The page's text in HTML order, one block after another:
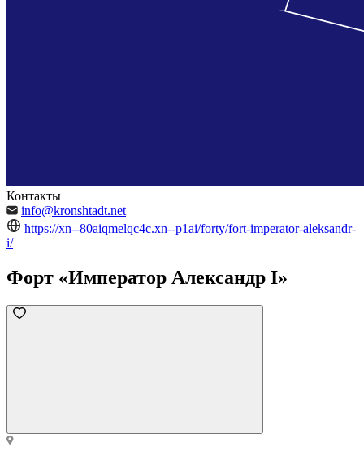
Контакты
info@kronshtadt.net
https://xn--80aiqmelqc4c.xn--p1ai/forty/fort-imperator-aleksandr-
i/
Форт «Император Александр I»